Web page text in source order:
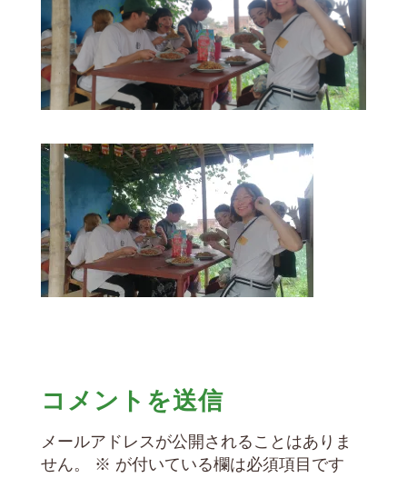
コメントを送信
メールアドレスが公開されることはありま
せん。
※ が付いている欄は必須項目です